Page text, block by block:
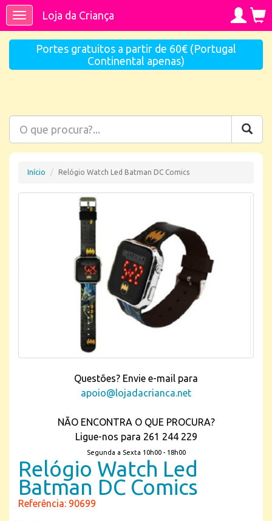
ToggleLoja da Criança
Portes gratuitos a partir de 60€ (Portugal
Continental apenas)
Início Relógio Watch Led Batman DC Comics
Questões? Envie e-mail para
apoio@lojadacrianca.net
NÃO ENCONTRA O QUE PROCURA?
Ligue-nos para 261 244 229
Segunda a Sexta 10h00 - 18h00
Relógio Watch Led
Batman DC Comics
Referência: 90699